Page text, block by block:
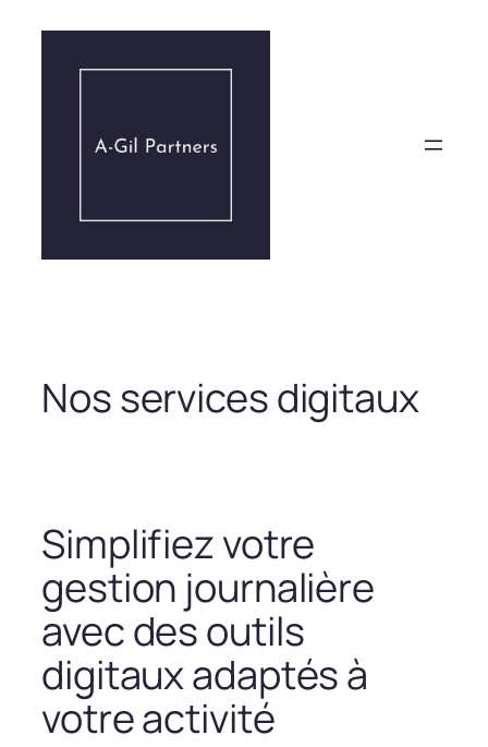
contenu
Nos services digitaux
Simplifiez votre
gestion journalière
avec des outils
digitaux adaptés à
votre activité